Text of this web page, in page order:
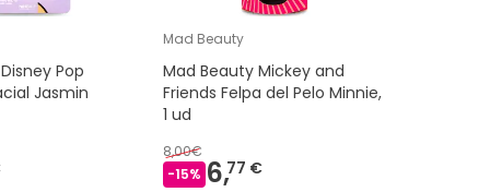
Pop
Jasmin
Mad Beauty
Mad Beauty Mickey and
Friends Felpa del Pelo Minnie,
1 ud
8,00€
-15% 6,77 €